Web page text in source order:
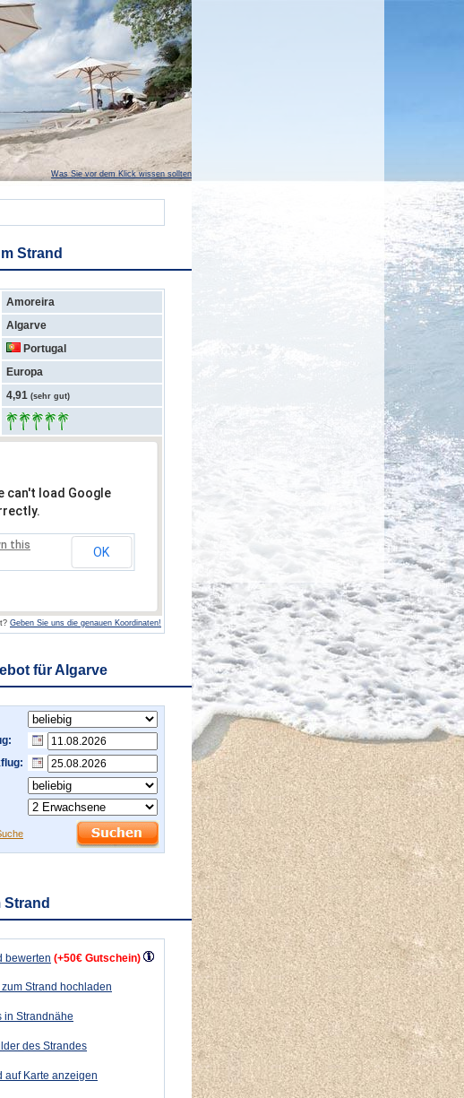
Was Sie vor dem Klick wissen sollten
Strand
Amoreira
Algarve
Portugal
Europa
4,91 (sehr gut)
can't load Google
this
OK
Geben Sie uns die genauen Koordinaten!
für Algarve
Strand
bewerten (+50€ Gutschein)
zum Strand hochladen
in Strandnähe
des Strandes
auf Karte anzeigen